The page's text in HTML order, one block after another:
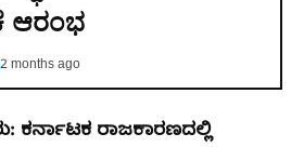
ಆರಂಭ
2 months ago
ಕರ್ನಾಟಕ ರಾಜಕಾರಣದಲ್ಲಿ